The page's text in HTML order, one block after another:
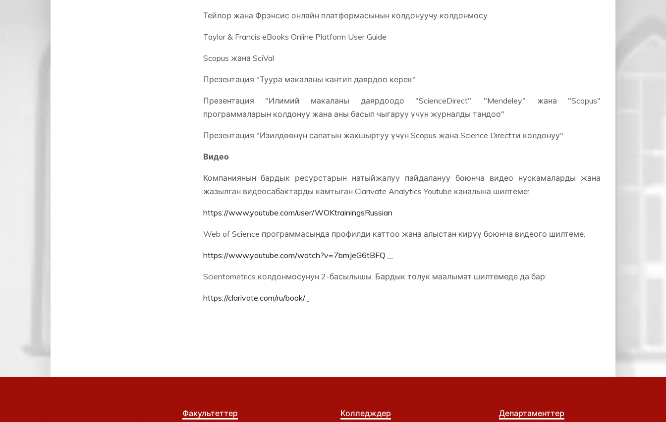
Тейлор жана Фрэнсис онлайн платформасынын колдонуучу колдонмосу
Taylor & Francis eBooks Online Platform User Guide
Scopus жана SciVal
Презентация "Туура макаланы кантип даярдоо керек"
Презентация "Илимий макаланы даярдоодо "ScienceDirect", "Mendeley" жана "Scopus"
программаларын колдонуу жана аны басып чыгаруу үчүн журналды тандоо"
Презентация "Изилдөөнүн сапатын жакшыртуу үчүн Scopus жана Science Directти колдонуу"
Видео
Компаниянын бардык ресурстарын натыйжалуу пайдалануу боюнча видео нускамаларды жана
жазылган видеосабактарды камтыган Clarivate Analytics Youtube каналына шилтеме:
https://www.youtube.com/user/WOKtrainingsRussian
Web of Science программасында профилди каттоо жана алыстан кирүү боюнча видеого шилтеме:
https://www.youtube.com/watch?v=7bmJeG6tBFQ
Scientometrics колдонмосунун 2-басылышы. Бардык толук маалымат шилтемеде да бар:
https://clarivate.com/ru/book/
Факультеттер Колледждер Департаменттер